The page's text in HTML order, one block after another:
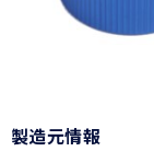
製造元情報